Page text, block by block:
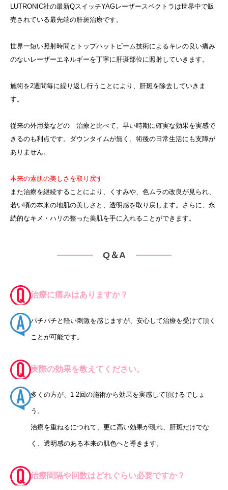
LUTRONIC社の最新QスイッチYAGレーザースペクトラは世界中で販
売されている最先端の肝斑治療です。
世界一短い照射時間とトップハットビーム技術によるキレの良い痛み
のないレーザーエネルギーを丁寧に肝斑部位に照射していきます。
施術を2週間毎に繰り返し行うことにより、肝斑を除去していきま
す。
従来の外用薬などの 治療と比べて、早い時期に確実な効果を実感で
きるのも利点です。ダウンタイムが無く、術後の日常生活にも支障が
ありません。
本来の素肌の美しさを取り戻す
また治療を継続することにより、くすみや、色ムラの改良が見られ、
若い頃の本来の地肌の美しさと、透明感を取り戻します。さらに、永
続的なキメ・ハリの整った美肌を手に入れることができます。
Q＆A
治療に痛みはありますか？
パチパチと軽い刺激を感じますが、安心して治療を受けて頂く
ことが可能です。
実際の効果を教えてください。
多くの方が、1-2回の施術から効果を実感して頂けるでしょ
う。
治療を重ねるにつれて、更に高い効果が現れ、肝斑だけでな
く、透明感のある本来の肌色へと導きます。
治療間隔や回数はどれぐらい必要ですか？